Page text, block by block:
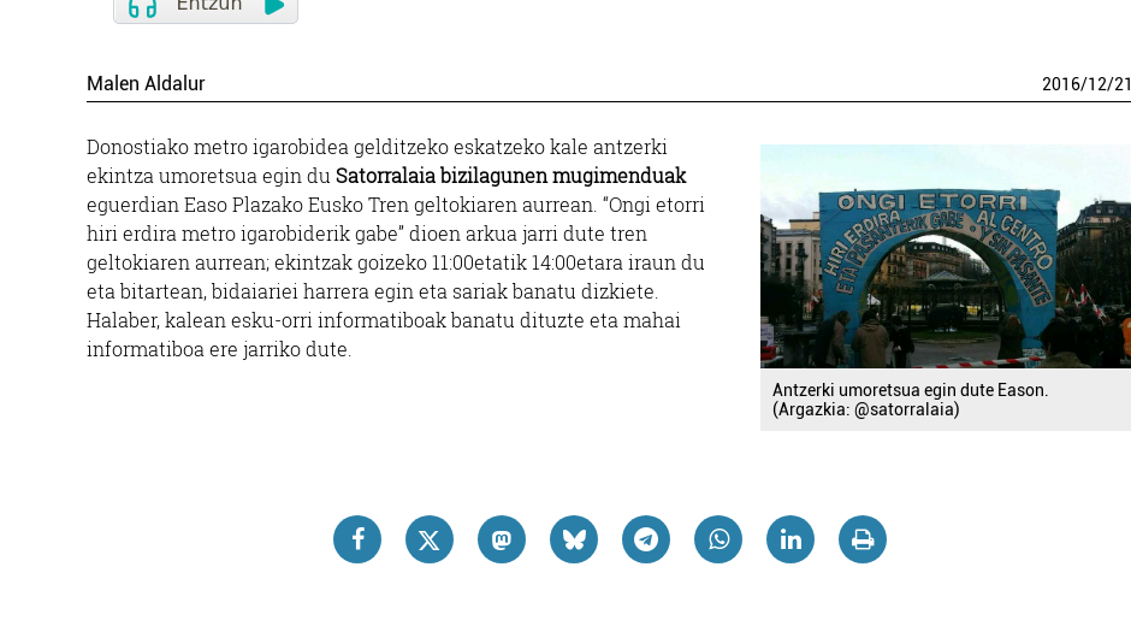
Malen Aldalur 2016/12/21
Antzerki umoretsua egin dute Eason.
(Argazkia: @satorralaia)
Donostiako metro igarobidea gelditzeko eskatzeko kale antzerki
ekintza umoretsua egin du Satorralaia bizilagunen mugimenduak
eguerdian Easo Plazako Eusko Tren geltokiaren aurrean. “Ongi etorri
hiri erdira metro igarobiderik gabe” dioen arkua jarri dute tren
geltokiaren aurrean; ekintzak goizeko 11:00etatik 14:00etara iraun du
eta bitartean, bidaiariei harrera egin eta sariak banatu dizkiete.
Halaber, kalean esku-orri informatiboak banatu dituzte eta mahai
informatiboa ere jarriko dute.